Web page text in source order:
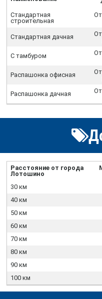
Стандартная
строительная
Стандартная дачная
С тамбуром
Распашонка офисная
Распашонка дачная
Расстояние от города
Лотошино
30 км
40 км
50 км
60 км
70 км
80 км
90 км
100 км